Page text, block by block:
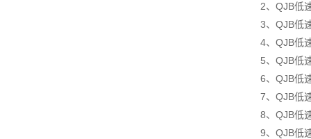
2、QJB低
3、QJB低
4、QJB低
5、QJB低
6、QJB低
7、QJB低
8、QJB低
9、QJB低